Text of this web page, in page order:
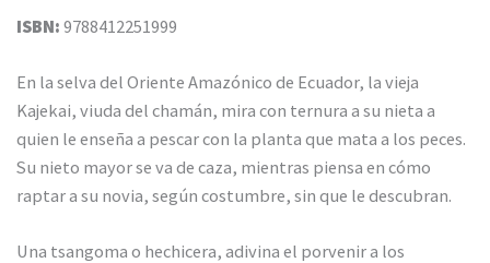
ISBN: 9788412251999
En la selva del Oriente Amazónico de Ecuador, la vieja
Kajekai, viuda del chamán, mira con ternura a su nieta a
quien le enseña a pescar con la planta que mata a los peces.
Su nieto mayor se va de caza, mientras piensa en cómo
raptar a su novia, según costumbre, sin que le descubran.
Una tsangoma o hechicera, adivina el porvenir a los